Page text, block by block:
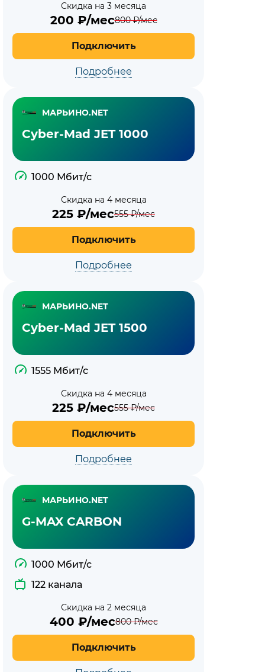
Скидка на 3 месяца
200 ₽/мес800₽/мес
Подключить
Подробнее
МАРЬИНО.NET
Cyber-Mad JET 1000
1000 Мбит/с
Скидка на 4 месяца
225 ₽/мес555₽/мес
Подключить
Подробнее
МАРЬИНО.NET
Cyber-Mad JET 1500
1555 Мбит/с
Скидка на 4 месяца
225 ₽/мес555₽/мес
Подключить
Подробнее
МАРЬИНО.NET
G-MAX CARBON
1000 Мбит/с
122 канала
Скидка на 2 месяца
400 ₽/мес800₽/мес
Подключить